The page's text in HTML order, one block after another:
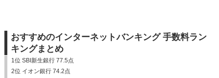
おすすめのインターネットバンキング 手数料ラン
キングまとめ
1位 SBI新生銀行 77.5点
2位 イオン銀行 74.2点